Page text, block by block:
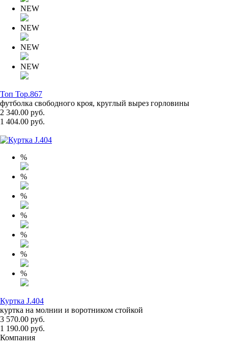
NEW
NEW
NEW
NEW
Топ Top.867
футболка свободного кроя, круглый вырез горловины
2 340.00 руб.
1 404.00 руб.
%
%
%
%
%
%
%
Куртка J.404
куртка на молнии и воротником стойкой
3 570.00 руб.
1 190.00 руб.
Компания